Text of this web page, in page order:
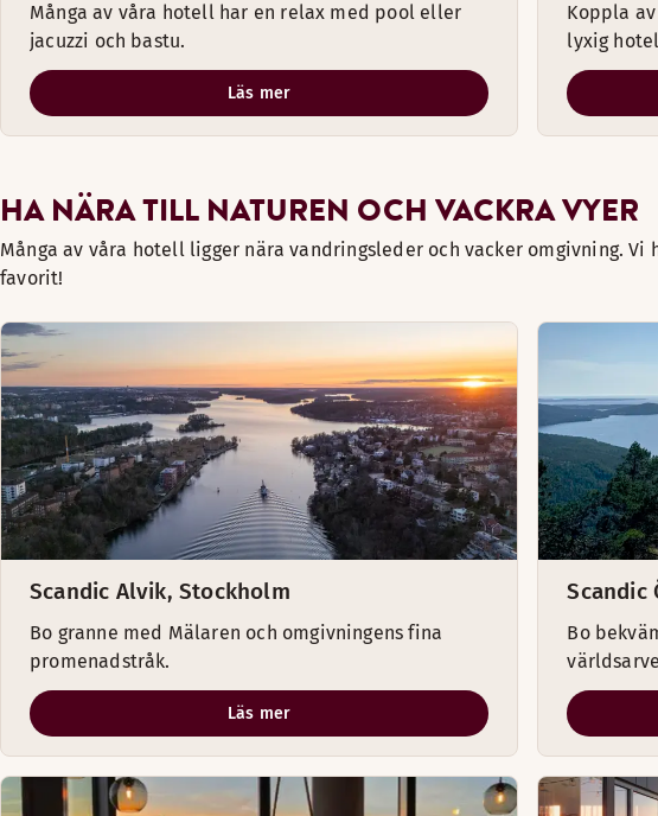
Många av våra hotell har en relax med pool eller
jacuzzi och bastu.
Läs mer
Koppla
lyxig
HA NÄRA TILL NATUREN OCH VACKRA VYER
Många av våra hotell ligger nära vandringsleder och vacker omgivning.
favorit!
Scandic Alvik, Stockholm
Bo granne med Mälaren och omgivningens fina
promenadstråk.
Läs mer
Scandic
Bo